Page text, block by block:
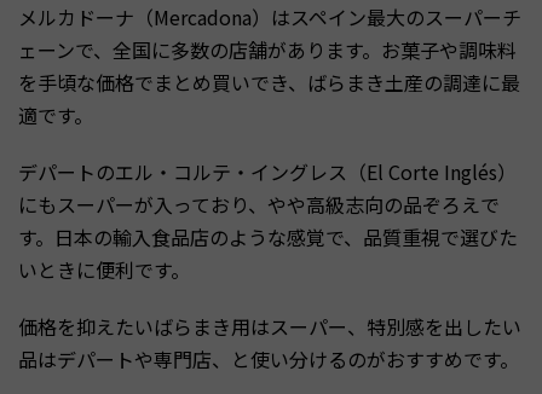
メルカドーナ（Mercadona）はスペイン最大のスーパーチ
ェーンで、全国に多数の店舗があります。お菓子や調味料
を手頃な価格でまとめ買いでき、ばらまき土産の調達に最
適です。
デパートのエル・コルテ・イングレス（El Corte Inglés）
にもスーパーが入っており、やや高級志向の品ぞろえで
す。日本の輸入食品店のような感覚で、品質重視で選びた
いときに便利です。
価格を抑えたいばらまき用はスーパー、特別感を出したい
品はデパートや専門店、と使い分けるのがおすすめです。